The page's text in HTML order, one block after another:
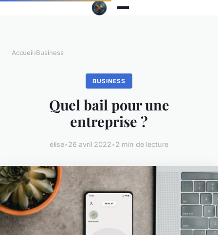
Accueil›Business
BUSINESS
Quel bail pour une
entreprise ?
élise•26 avril 2022•2 min de lecture